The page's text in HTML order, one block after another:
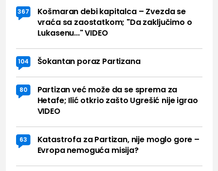
367
Košmaran debi kapitalca – Zvezda se
vraća sa zaostatkom; "Da zaključimo o
Lukasenu..." VIDEO
104 Šokantan poraz Partizana
80
Partizan već može da se sprema za
Hetafe; Ilić otkrio zašto Ugrešić nije igrao
VIDEO
63
Katastrofa za Partizan, nije moglo gore –
Evropa nemoguća misija?